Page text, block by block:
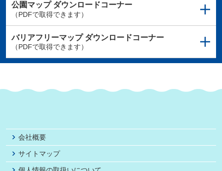
公園マップダウンロードコーナー
（PDFで取得できます）
バリアフリーマップダウンロードコーナー
（PDFで取得できます）
会社概要
サイトマップ